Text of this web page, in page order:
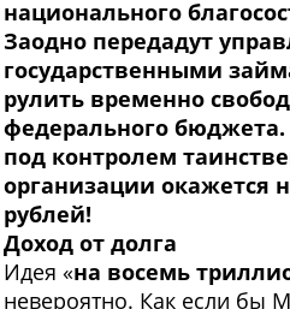
национального
Заодно передадут
государственными
рулить временно
федерального
под контролем
организации окажется
рублей!
Доход от долга
Идея «на восемь
невероятно. Как если бы